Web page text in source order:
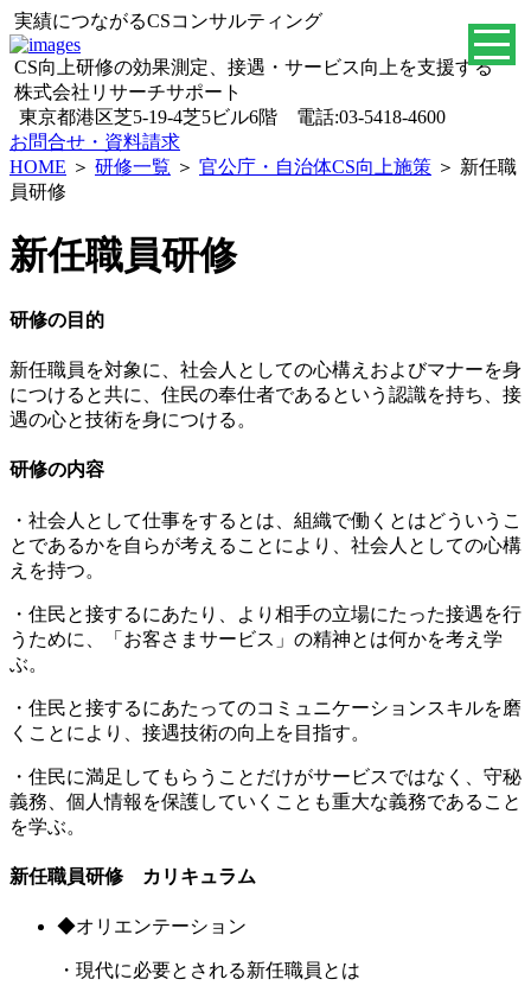
実績につながるCSコンサルティング
CS向上研修の効果測定、接遇・サービス向上を支援する
株式会社リサーチサポート
東京都港区芝5-19-4芝5ビル6階 電話:03-5418-4600
お問合せ・資料請求
HOME ＞ 研修一覧 ＞ 官公庁・自治体CS向上施策 ＞ 新任職
員研修
新任職員研修
研修の目的
新任職員を対象に、社会人としての心構えおよびマナーを身
につけると共に、住民の奉仕者であるという認識を持ち、接
遇の心と技術を身につける。
研修の内容
・社会人として仕事をするとは、組織で働くとはどういうこ
とであるかを自らが考えることにより、社会人としての心構
えを持つ。
・住民と接するにあたり、より相手の立場にたった接遇を行
うために、「お客さまサービス」の精神とは何かを考え学
ぶ。
・住民と接するにあたってのコミュニケーションスキルを磨
くことにより、接遇技術の向上を目指す。
・住民に満足してもらうことだけがサービスではなく、守秘
義務、個人情報を保護していくことも重大な義務であること
を学ぶ。
新任職員研修 カリキュラム
◆オリエンテーション
・現代に必要とされる新任職員とは